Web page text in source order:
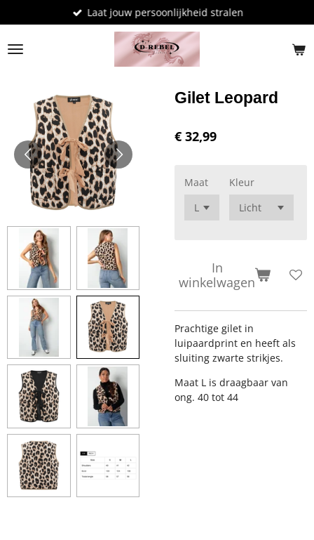
direct
naar
de
Laat jouw persoonlijkheid stralen
Gilet Leopard
€ 32,99
Maat Kleur
In
winkelwagen
Prachtige gilet in
luipaardprint en heeft als
sluiting zwarte strikjes.
Maat L is draagbaar van
ong. 40 tot 44